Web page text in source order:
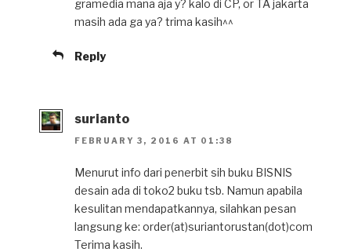
gramedia mana aja y? kalo di CP, or TA jakarta
masih ada ga ya? trima kasih^^
Reply
surianto
FEBRUARY 3, 2016 AT 01:38
Menurut info dari penerbit sih buku BISNIS
desain ada di toko2 buku tsb. Namun apabila
kesulitan mendapatkannya, silahkan pesan
langsung ke: order(at)suriantorustan(dot)com
Terima kasih.